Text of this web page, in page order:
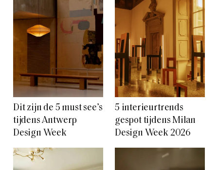
Dit zijn de 5 must see’s
tijdens Antwerp
Design Week
5 interieurtrends
gespot tijdens Milan
Design Week 2026